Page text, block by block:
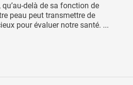
delà de sa fonction de
peau peut transmettre de
pour évaluer notre santé. ...